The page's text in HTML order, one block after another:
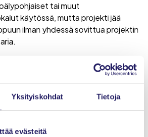
Yksityiskohdat Tietoja
evästeitä
tai muut
käytössä, mutta projekti jää
ilman yhdessä sovittua projektin
esitellään webinaarissa
index.php/fi/menestysvektori.